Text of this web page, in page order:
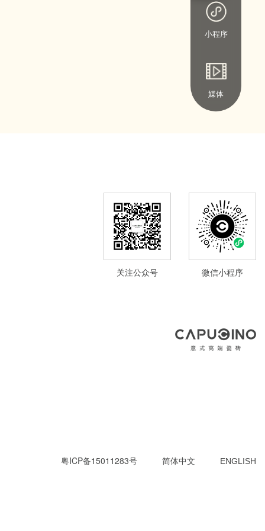
关注公众号 微信小程序
粤ICP备15011283号 简体中文 ENGLISH
小程序
媒体